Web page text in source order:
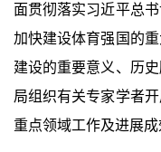
面贯彻落实习近平总
加快建设体育强国的
建设的重要意义、历
局组织有关专家学者
重点领域工作及进展成